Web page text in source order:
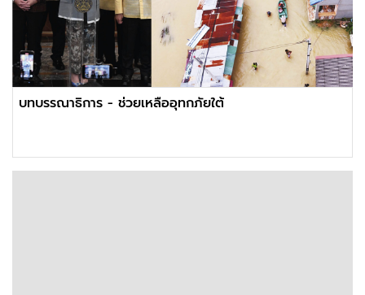
บทบรรณาธิการ - ช่วยเหลืออุทกภัยใต้